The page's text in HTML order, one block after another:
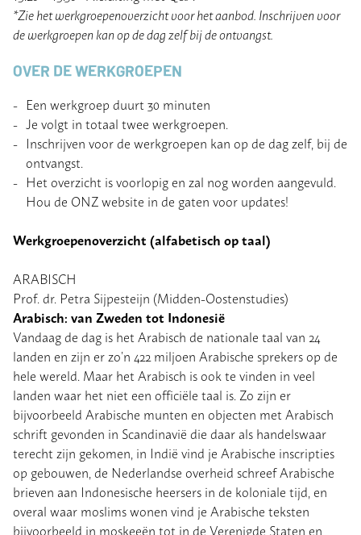
*Zie het werkgroepenoverzicht voor het aanbod. Inschrijven voor
de werkgroepen kan op de dag zelf bij de ontvangst.
OVER DE WERKGROEPEN
Een werkgroep duurt 30 minuten
Je volgt in totaal twee werkgroepen.
Inschrijven voor de werkgroepen kan op de dag zelf, bij de
ontvangst.
Het overzicht is voorlopig en zal nog worden aangevuld.
Hou de ONZ website in de gaten voor updates!
Werkgroepenoverzicht (alfabetisch op taal)
ARABISCH
Prof. dr. Petra Sijpesteijn (Midden-Oostenstudies)
Arabisch: van Zweden tot Indonesië
Vandaag de dag is het Arabisch de nationale taal van 24
landen en zijn er zo’n 422 miljoen Arabische sprekers op de
hele wereld. Maar het Arabisch is ook te vinden in veel
landen waar het niet een officiële taal is. Zo zijn er
bijvoorbeeld Arabische munten en objecten met Arabisch
schrift gevonden in Scandinavië die daar als handelswaar
terecht zijn gekomen, in Indië vind je Arabische inscripties
op gebouwen, de Nederlandse overheid schreef Arabische
brieven aan Indonesische heersers in de koloniale tijd, en
overal waar moslims wonen vind je Arabische teksten
bijvoorbeeld in moskeeën tot in de Verenigde Staten en